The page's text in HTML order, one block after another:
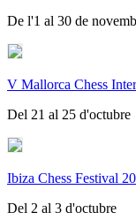
De l'1 al 30 de
V Mallorca Chess
Del 21 al 25 d'octubre
Ibiza Chess Festival
Del 2 al 3 d'octubre